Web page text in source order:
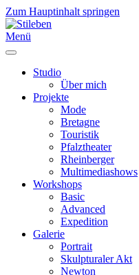
Zum Hauptinhalt springen
Menü
Studio
Über mich
Projekte
Mode
Bretagne
Touristik
Pfalztheater
Rheinberger
Multimediashows
Workshops
Basic
Advanced
Expedition
Galerie
Portrait
Skulpturaler Akt
Newton